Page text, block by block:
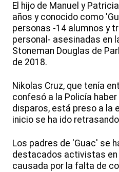
El hijo de Manuel y
años y conocido como
personas -14 alumnos y
personal- asesinadas en
Stoneman Douglas de
de 2018.
Nikolas Cruz, que tenía
confesó a la Policía
disparos, está preso a la
inicio se ha ido
Los padres de 'Guac' se
destacados activistas en
causada por la falta de